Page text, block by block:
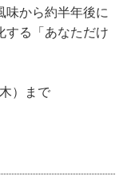
味から約半年後に
する「あなただけ
）まで